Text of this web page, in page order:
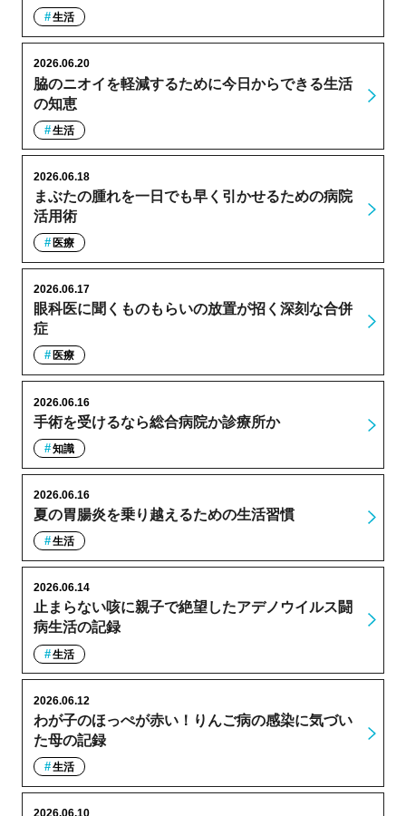
生活
脇のニオイを軽減するために今日からできる生活
の知恵
2026.06.20
生活
まぶたの腫れを一日でも早く引かせるための病院
活用術
2026.06.18
医療
眼科医に聞くものもらいの放置が招く深刻な合併
症
2026.06.17
医療
手術を受けるなら総合病院か診療所か
2026.06.16
知識
夏の胃腸炎を乗り越えるための生活習慣
2026.06.16
生活
止まらない咳に親子で絶望したアデノウイルス闘
病生活の記録
2026.06.14
生活
わが子のほっぺが赤い！りんご病の感染に気づい
た母の記録
2026.06.12
生活
2026.06.10